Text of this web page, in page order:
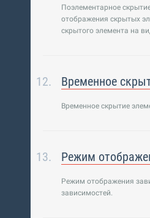
Поэлементарное
отображения скрытых
скрытого элемента на
Временное
Временное скрытие
Режим
Режим отображения
зависимостей.